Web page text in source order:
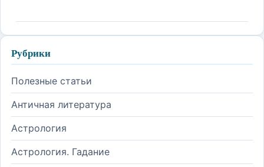
Рубрики
Полезные статьи
Античная литература
Астрология
Астрология. Гадание